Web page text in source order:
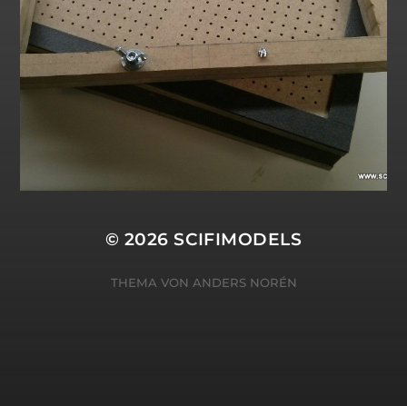
© 2026SCIFIMODELS
THEMA VON ANDERS NORÉN